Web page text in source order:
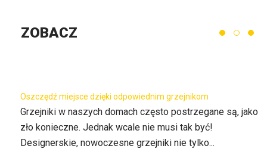
ZOBACZ
Oszczędź miejsce dzięki odpowiednim grzejnikom
Grzejniki w naszych domach często postrzegane są, jako
zło konieczne. Jednak wcale nie musi tak być!
Designerskie, nowoczesne grzejniki nie tylko...